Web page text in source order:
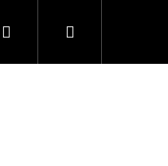
Üzleti feltételek
Bejelentkezés
Kosár